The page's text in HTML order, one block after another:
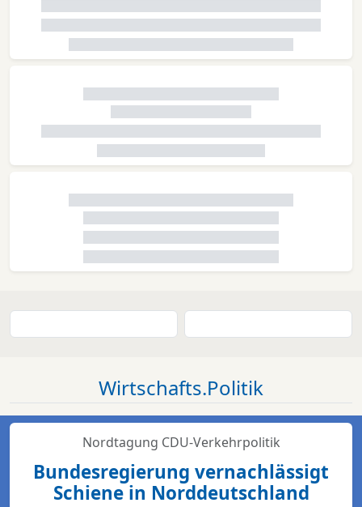
Wirtschafts.Politik
Nordtagung CDU-Verkehrpolitik
Bundesregierung vernachlässigt
Schiene in Norddeutschland